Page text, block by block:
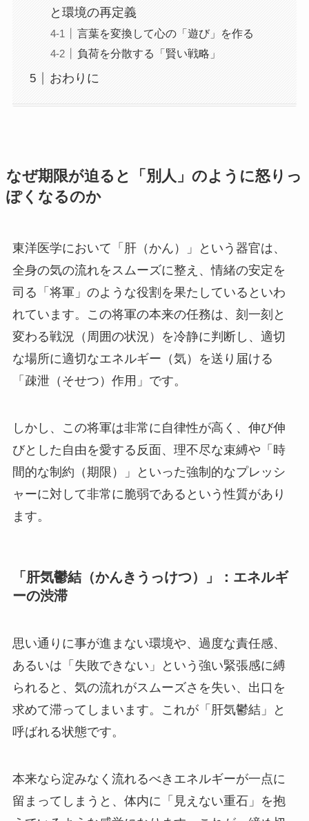
と環境の再定義
言葉を変換して心の「遊び」を作る
負荷を分散する「賢い戦略」
おわりに
なぜ期限が迫ると「別人」のように怒りっ
ぽくなるのか
東洋医学において「肝（かん）」という器官は、
全身の気の流れをスムーズに整え、情緒の安定を
司る「将軍」のような役割を果たしているといわ
れています。この将軍の本来の任務は、刻一刻と
変わる戦況（周囲の状況）を冷静に判断し、適切
な場所に適切なエネルギー（気）を送り届ける
「疎泄（そせつ）作用」です。
しかし、この将軍は非常に自律性が高く、伸び伸
びとした自由を愛する反面、理不尽な束縛や「時
間的な制約（期限）」といった強制的なプレッシ
ャーに対して非常に脆弱であるという性質があり
ます。
「肝気鬱結（かんきうっけつ）」：エネルギ
ーの渋滞
思い通りに事が進まない環境や、過度な責任感、
あるいは「失敗できない」という強い緊張感に縛
られると、気の流れがスムーズさを失い、出口を
求めて滞ってしまいます。これが「肝気鬱結」と
呼ばれる状態です。
本来なら淀みなく流れるべきエネルギーが一点に
留まってしまうと、体内に「見えない重石」を抱